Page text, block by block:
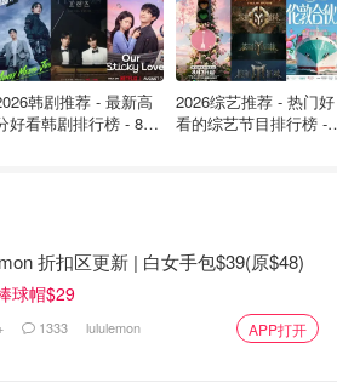
韩剧推荐 - 最新高
好看韩剧排行榜 - 8月
2026综艺推荐 - 热门好
看的综艺节目排行榜 -
折扣区更新 | 白女手包$39(原$48)
球帽$29
1333 lululemon APP打开